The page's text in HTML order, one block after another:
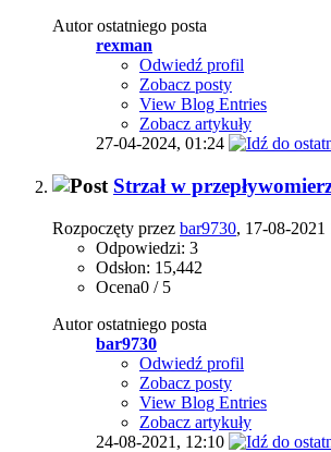
Autor ostatniego posta
rexman
Odwiedź profil
Zobacz posty
View Blog Entries
Zobacz artykuły
27-04-2024, 01:24
Strzał w
Rozpoczęty przez bar9730, 17-08-2021
Odpowiedzi: 3
Odsłon: 15,442
Ocena0 / 5
Autor ostatniego posta
bar9730
Odwiedź profil
Zobacz posty
View Blog Entries
Zobacz artykuły
24-08-2021, 12:10